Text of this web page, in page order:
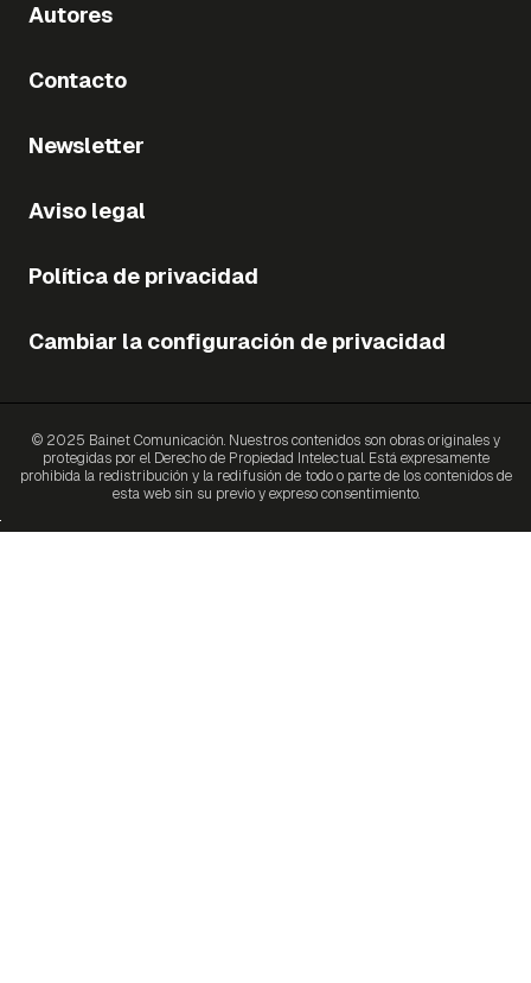
Autores
Contacto
Newsletter
Aviso legal
Política de privacidad
Cambiar la configuración de privacidad
© 2025 Bainet Comunicación. Nuestros contenidos son obras originales y
protegidas por el Derecho de Propiedad Intelectual. Está expresamente
prohibida la redistribución y la redifusión de todo o parte de los contenidos de
esta web sin su previo y expreso consentimiento.